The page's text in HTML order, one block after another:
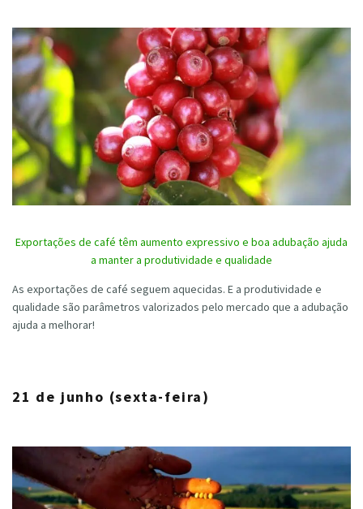
Exportações de café têm aumento expressivo e boa adubação ajuda
a manter a produtividade e qualidade
As exportações de café seguem aquecidas. E a produtividade e
qualidade são parâmetros valorizados pelo mercado que a adubação
ajuda a melhorar!
21 de junho (sexta-feira)